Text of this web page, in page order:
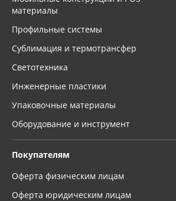
материалы
Профильные системы
Сублимация и термотрансфер
Светотехника
Инженерные пластики
Упаковочные материалы
Оборудование и инструмент
Покупателям
Оферта физическим лицам
Оферта юридическим лицам